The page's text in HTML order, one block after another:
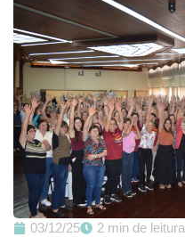
03/12/25 2 min de leitura